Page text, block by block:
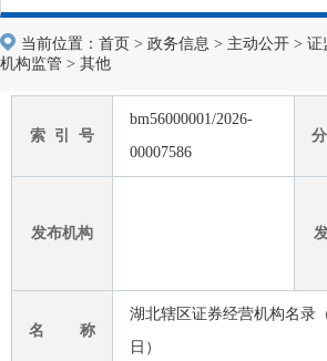
当前位置： 首页 > 政务信息 > 主动公开 > 证
机构监管 > 其他
索 引 号
bm56000001/2026-
00007586
发布机构
名 称
湖北辖区证券经营机构名录
日）